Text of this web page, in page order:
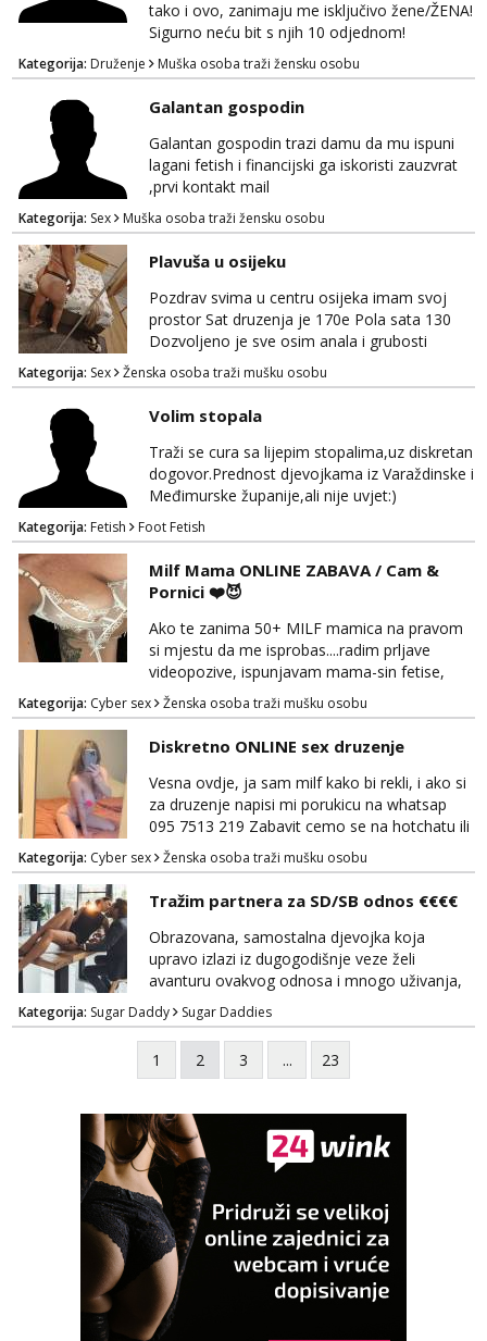
tako i ovo, zanimaju me isključivo žene/ŽENA!
Sigurno neću bit s njih 10 odjednom!
Kategorija: Druženje Muška osoba traži žensku osobu
Galantan gospodin
Galantan gospodin trazi damu da mu ispuni
lagani fetish i financijski ga iskoristi zauzvrat
,prvi kontakt mail
Kategorija: Sex Muška osoba traži žensku osobu
Plavuša u osijeku
Pozdrav svima u centru osijeka imam svoj
prostor Sat druzenja je 170e Pola sata 130
Dozvoljeno je sve osim anala i grubosti
Prodajem i svoja videa ako nekog zanima Za
dogovor javite se na wocap 0919282417
Kategorija: Sex Ženska osoba traži mušku osobu
Volim stopala
Traži se cura sa lijepim stopalima,uz diskretan
dogovor.Prednost djevojkama iz Varaždinske i
Međimurske županije,ali nije uvjet:)
Kategorija: Fetish Foot Fetish
Milf Mama ONLINE ZABAVA / Cam &
Pornici ❤️😈
Ako te zanima 50+ MILF mamica na pravom
si mjestu da me isprobas....radim prljave
videopozive, ispunjavam mama-sin fetise,
dominacija, hotchat, saljem ti svoje gole
slikice i videe ako zelis, a mozes i dobiti gacice
od mamice ako me zamolis... 🔥🫦 NE RADIM
UZIVO...Javi se na wapp 091 548 3275,
mamica te ceka da ispunim sve tvoje zelje 😽
Kategorija: Cyber sex Ženska osoba traži mušku osobu
Diskretno ONLINE sex druzenje
Vesna ovdje, ja sam milf kako bi rekli, i ako si
za druzenje napisi mi porukicu na whatsap
095 7513 219 Zabavit cemo se na hotchatu ili
videopozivu a saljem i gacice i gole slikice :)
NE UZIVO!
Kategorija: Cyber sex Ženska osoba traži mušku osobu
Tražim partnera za SD/SB odnos €€€€
Obrazovana, samostalna djevojka koja
upravo izlazi iz dugogodišnje veze želi
avanturu ovakvog odnosa i mnogo uživanja,
poklona, pažnje i putovanja. Moguća i
poslovna saradnja ako nam se interesi
poklapaju. Mnogo senzualnosti i lijepe
energije. Javite mi se sa opisom što opširnijim
tražim nekoga za duži vremenski period.
Naravno njegovanog i galantn...
Kategorija: Sugar Daddy Sugar Daddies
1 2 3 ... 23